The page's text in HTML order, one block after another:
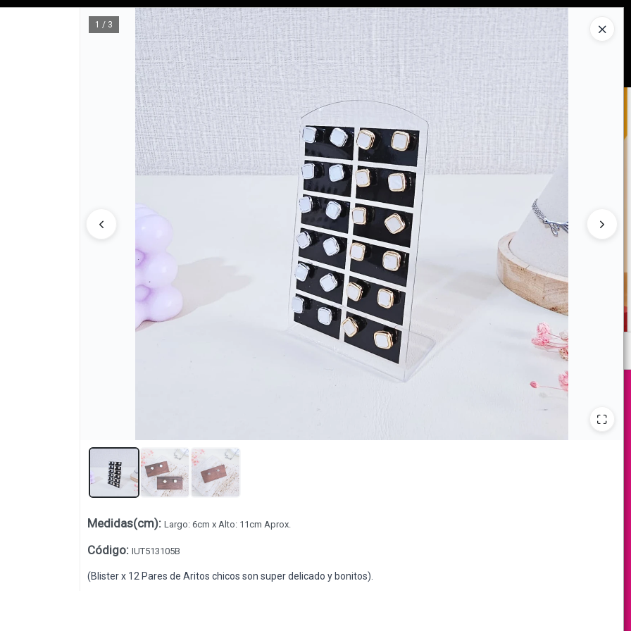
1 / 3
Medidas(cm): Largo: 6cm x Alto: 11cm Aprox.
Código: IUT513105B
(Blister x 12 Pares de Aritos chicos son super delicado y bonitos).
Tienda solo paraMAYORISTAS
Ingresar a la Tienda
CÓMO COMPRAR QUIÉNES SOMOS
Lista vacía